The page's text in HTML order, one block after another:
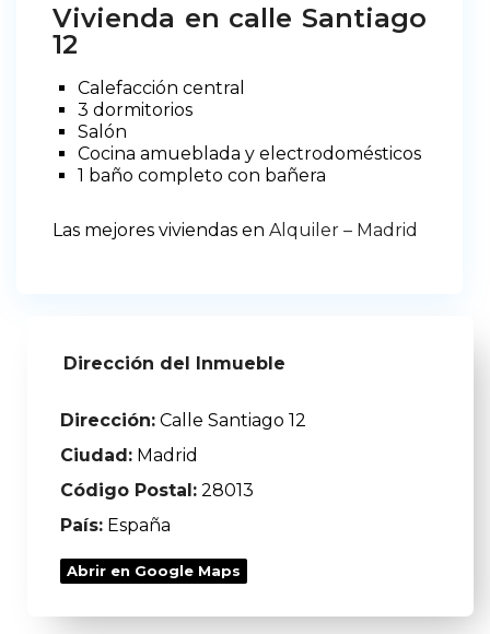
Vivienda en calle Santiago
12
Calefacción central
3 dormitorios
Salón
Cocina amueblada y electrodomésticos
1 baño completo con bañera
Las mejores viviendas enAlquiler – Madrid
Dirección del Inmueble
Dirección: Calle Santiago 12
Ciudad: Madrid
Código Postal: 28013
País: España
Abrir en Google Maps